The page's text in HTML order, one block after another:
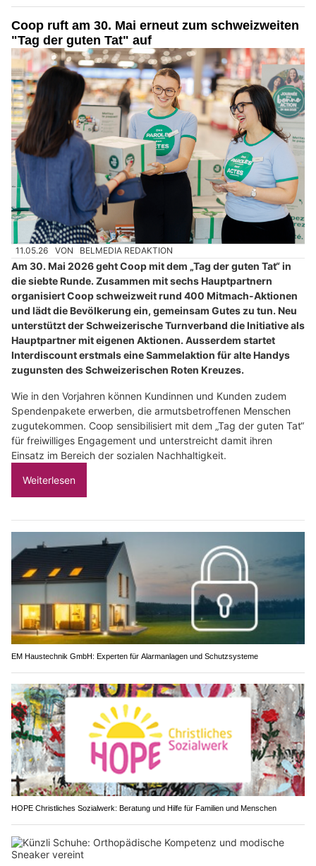
Coop ruft am 30. Mai erneut zum schweizweiten
"Tag der guten Tat" auf
11.05.26 VON BELMEDIA REDAKTION
Am 30. Mai 2026 geht Coop mit dem „Tag der guten Tat“ in
die siebte Runde. Zusammen mit sechs Hauptpartnern
organisiert Coop schweizweit rund 400 Mitmach-Aktionen
und lädt die Bevölkerung ein, gemeinsam Gutes zu tun. Neu
unterstützt der Schweizerische Turnverband die Initiative als
Hauptpartner mit eigenen Aktionen. Ausserdem startet
Interdiscount erstmals eine Sammelaktion für alte Handys
zugunsten des Schweizerischen Roten Kreuzes.
Wie in den Vorjahren können Kundinnen und Kunden zudem
Spendenpakete erwerben, die armutsbetroffenen Menschen
zugutekommen. Coop sensibilisiert mit dem „Tag der guten Tat“
für freiwilliges Engagement und unterstreicht damit ihren
Einsatz im Bereich der sozialen Nachhaltigkeit.
Weiterlesen
EM Haustechnik GmbH: Experten für Alarmanlagen und Schutzsysteme
HOPE Christliches Sozialwerk: Beratung und Hilfe für Familien und Menschen